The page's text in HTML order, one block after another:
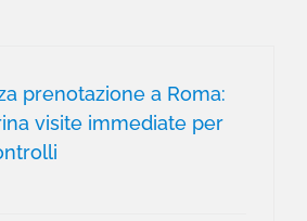
prenotazione a Roma:
visite immediate per